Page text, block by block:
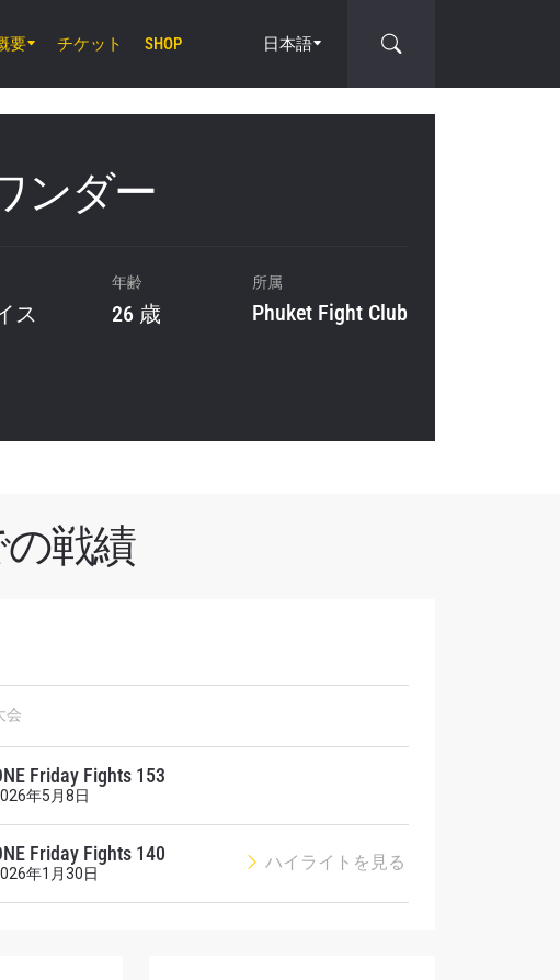
Circle
要 チケット SHOP 日本語
ンダー
ス
年齢
26 歳
所属
Phuket Fight Club
戦績
会
Friday Fights 153
年5月8日
Friday Fights 140
年1月30日
ハイライトを見る
登録を！